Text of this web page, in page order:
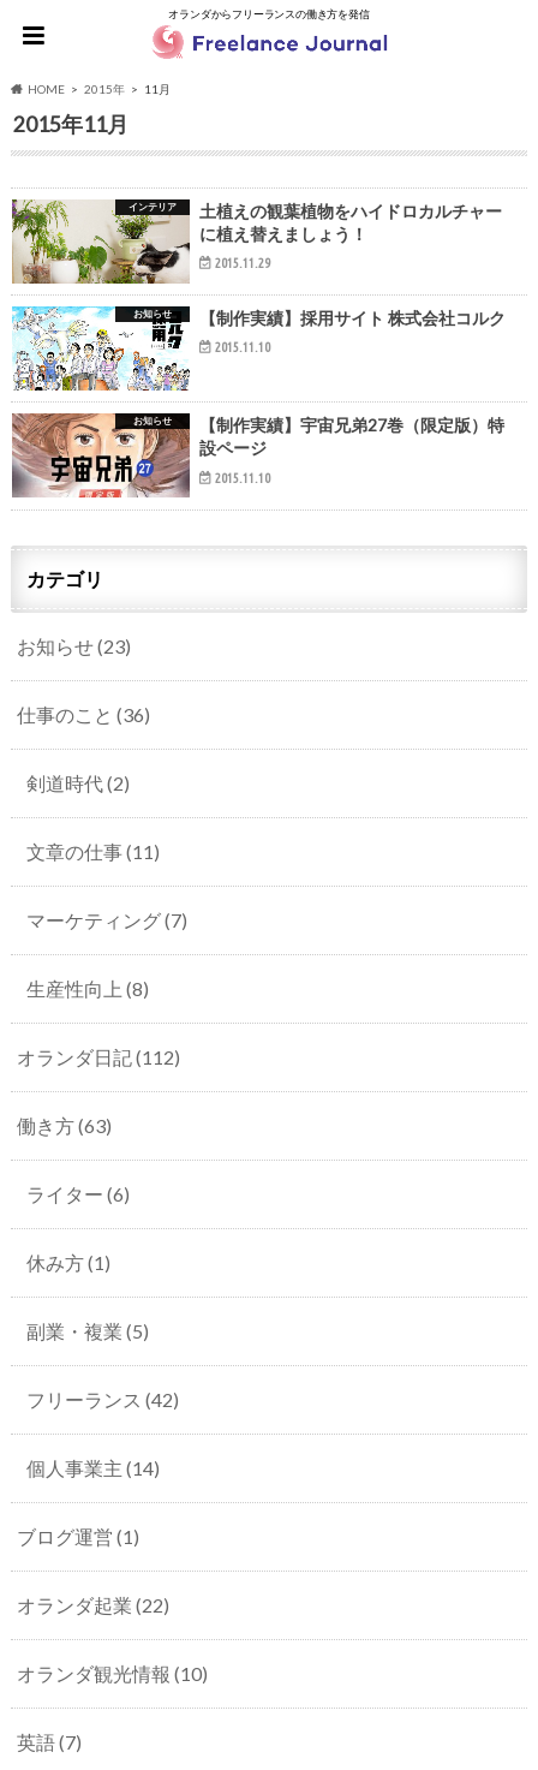
オランダからフリーランスの働き方を発信
HOME 2015年 11月
2015年11月
インテリア
土植えの観葉植物をハイドロカルチャー
に植え替えましょう！
2015.11.29
お知らせ 【制作実績】採用サイト 株式会社コルク
2015.11.10
お知らせ
【制作実績】宇宙兄弟27巻（限定版）特
設ページ
2015.11.10
カテゴリ
お知らせ(23)
仕事のこと (36)
剣道時代(2)
文章の仕事(11)
マーケティング(7)
生産性向上 (8)
オランダ日記(112)
働き方(63)
ライター (6)
休み方(1)
副業・複業 (5)
フリーランス (42)
個人事業主 (14)
ブログ運営 (1)
オランダ起業 (22)
オランダ観光情報 (10)
英語(7)